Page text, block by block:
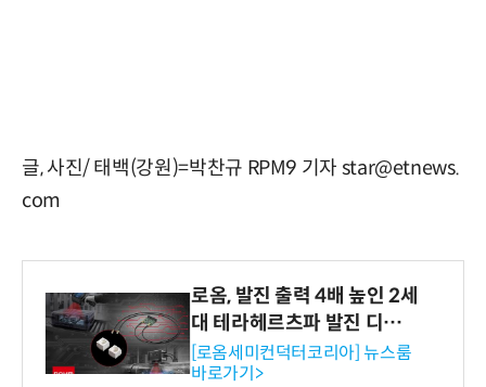
글, 사진/ 태백(강원)=박찬규 RPM9 기자 star@etnews.
com
로옴, 발진 출력 4배 높인 2세
대 테라헤르츠파 발진 디바이
스 개발
[로옴세미컨덕터코리아] 뉴스룸
바로가기>